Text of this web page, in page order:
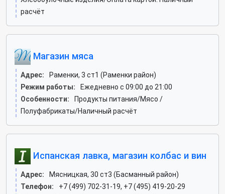
расчёт
Магазин мяса
Адрес:
Раменки, 3 ст1 (Раменки район)
Режим работы:
Ежедневно с 09:00 до 21:00
Особенности:
Продукты питания/Мясо /
Полуфабрикаты/Наличный расчёт
Испанская лавка, магазин колбас и вин
Адрес:
Мясницкая, 30 ст3 (Басманный район)
Телефон:
+7 (499) 702-31-19, +7 (495) 419-20-29